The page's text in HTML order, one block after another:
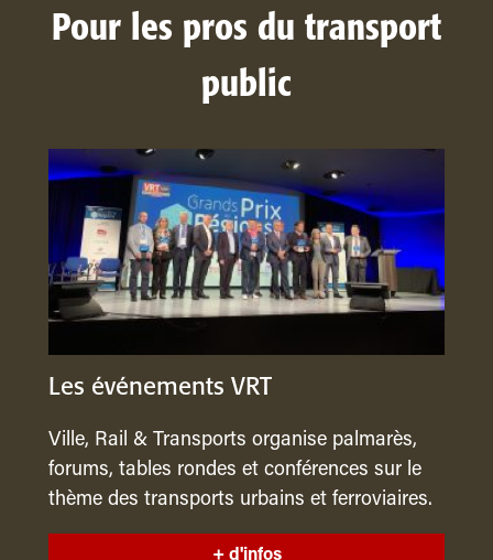
Pour les pros du transport
public
Les événements VRT
Ville, Rail & Transports organise palmarès,
forums, tables rondes et conférences sur le
thème des transports urbains et ferroviaires.
+ d'infos